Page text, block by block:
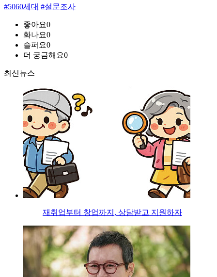
#5060세대 #설문조사
좋아요0
화나요0
슬퍼요0
더 궁금해요0
최신뉴스
재취업부터 창업까지, 상담받고 지원하자